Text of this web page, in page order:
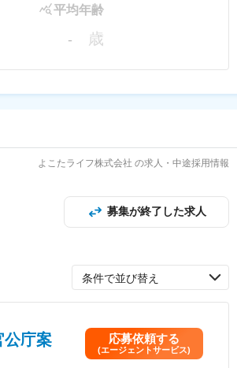
平均年齢
- 歳
よこたライフ株式会社 の求人・中途採用情報
募集が終了した求人
条件で並び替え
公庁案
応募依頼する
(エージェントサービス)